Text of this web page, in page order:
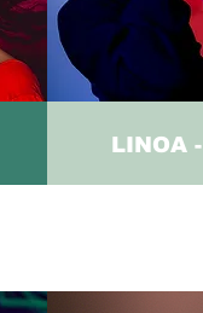
LINOA -